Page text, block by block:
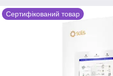
Сертифікований товар